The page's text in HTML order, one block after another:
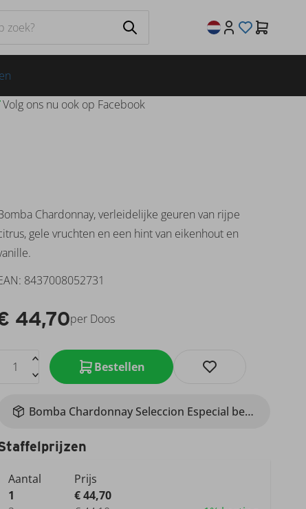
Volg ons nu ook op Facebook
Chardonnay, verleidelijke geuren van rijpe
gele vruchten en een hint van eikenhout en
8437008052731
44,70per Doos
Bestellen
Bomba Chardonnay Seleccion Especial bestellen
Aantal
Prijs
1
€ 44,70